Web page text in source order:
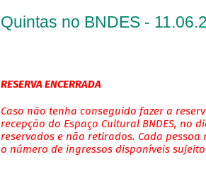
Quintas no BNDES -
RESERVA ENCERRADA
Caso não tenha conseguido fazer a
recepção do Espaço Cultural BNDES, no
reservados e não retirados. Cada
o número de ingressos disponíveis